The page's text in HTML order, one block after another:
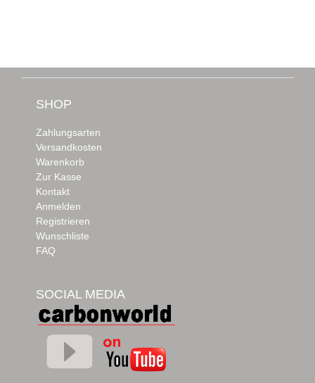
SHOP
Zahlungsarten
Versandkosten
Warenkorb
Zur Kasse
Kontakt
Anmelden
Registrieren
Wunschliste
FAQ
SOCIAL MEDIA